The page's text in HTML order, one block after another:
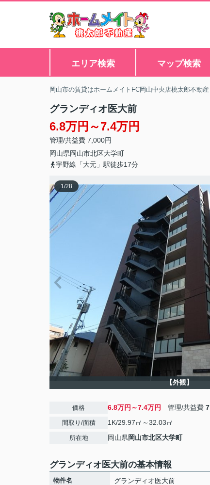
エリア検索 マップ検索
岡山市の賃貸はホームメイトFC岡山中央店桃太郎不動産
グランディオ医大前
6.8万円～7.4万円
管理/共益費 7,000円
岡山県岡山市北区大学町
宇野線「大元」駅徒歩17分
1/28
【外観】
価格 6.8万円～7.4万円 管理/共益費
間取り/面積 1K/29.97㎡～32.03㎡
所在地 岡山県岡山市北区大学町
グランディオ医大前の基本情報
物件名 グランディオ医大前